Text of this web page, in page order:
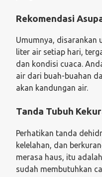
Rekomendasi
Umumnya, disarankan
liter air setiap hari,
dan kondisi cuaca.
air dari buah-buahan
akan kandungan air.
Tanda Tubuh
Perhatikan tanda
kelelahan, dan
merasa haus, itu
sudah membutuhkan